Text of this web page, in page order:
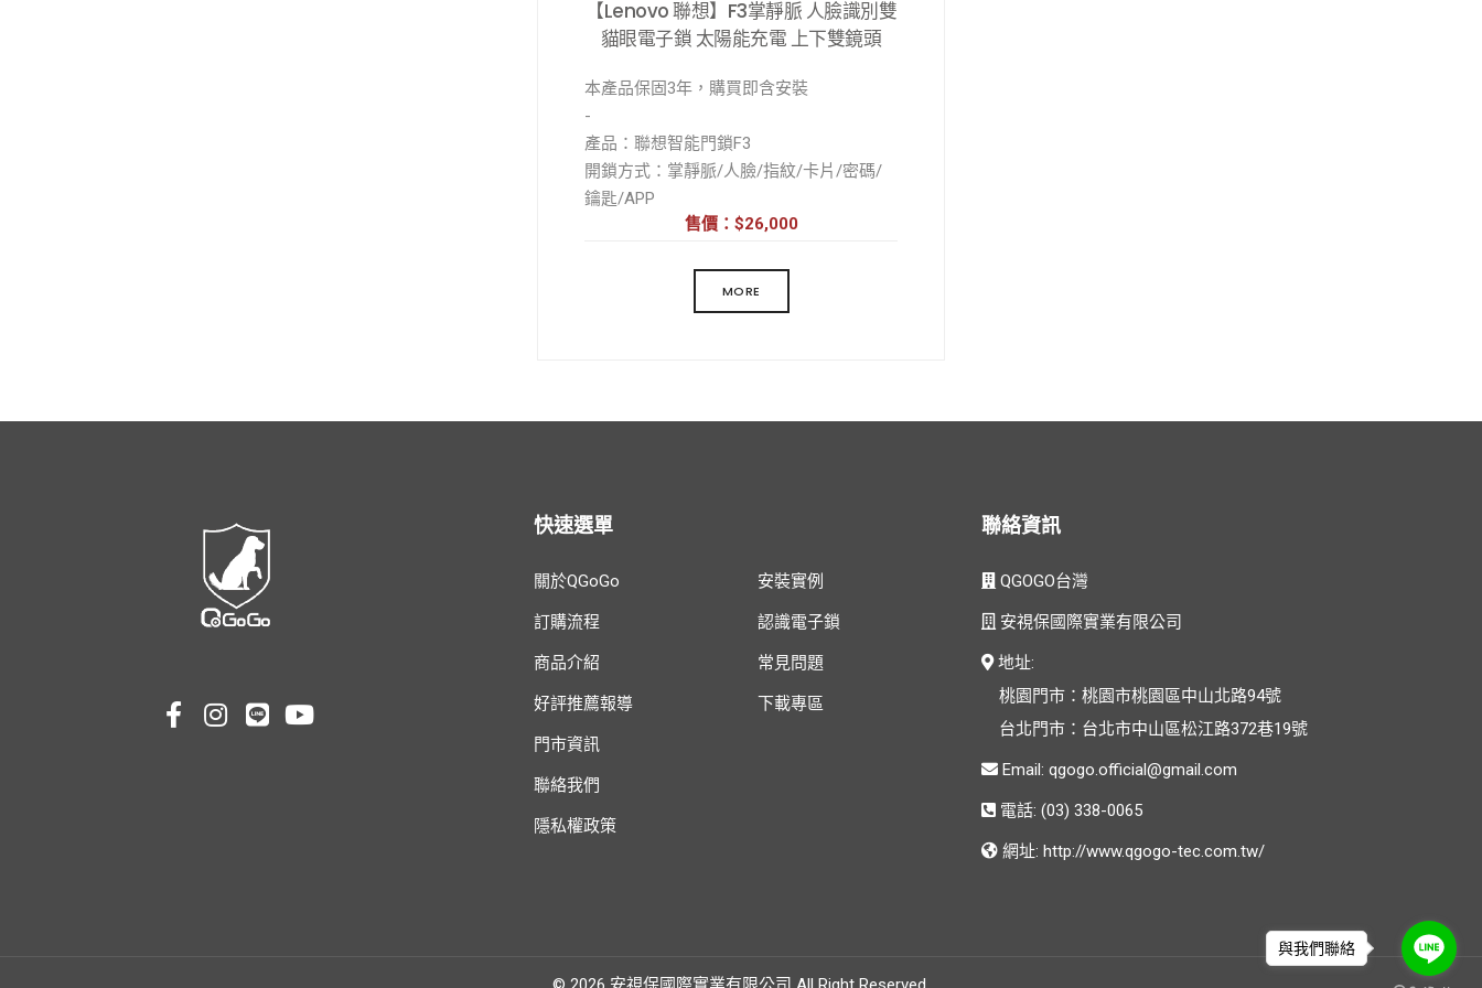
【Lenovo 聯想】F3掌靜脈 人臉識別雙
貓眼電子鎖 太陽能充電 上下雙鏡頭
本產品保固3年，購買即含安裝
-
產品：聯想智能門鎖F3
開鎖方式：掌靜脈/人臉/指紋/卡片/密碼/
鑰匙/APP
主要材質：高強度鋁合金+鋼化玻璃
外觀工藝：CNC精雕
微光充電：>5000lux
售價：$26,000
MORE
快速選單
關於QGoGo
訂購流程
商品介紹
好評推薦報導
門市資訊
聯絡我們
隱私權政策
安裝實例
認識電子鎖
常見問題
下載專區
聯絡資訊
QGOGO台灣
安視保國際實業有限公司
地址:
桃園門市：桃園市桃園區中山北路94號
台北門市：台北市中山區松江路372巷19號
Email:
電話: (03) 338-0065
網址:http://www.qgogo-tec.com.tw/
與我們聯絡